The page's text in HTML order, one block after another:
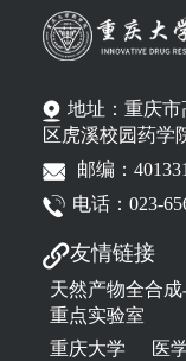
地址：重庆
区虎溪校园药学
邮编：401331
电话：023-
友情链接
天然产物全合
重点实验室
重庆大学
医